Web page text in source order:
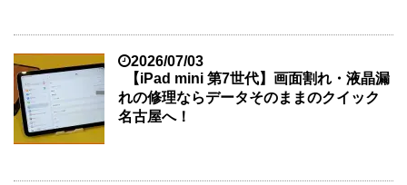
2026/07/03
【iPad mini 第7世代】画面割れ・液晶漏
れの修理ならデータそのままのクイック
名古屋へ！